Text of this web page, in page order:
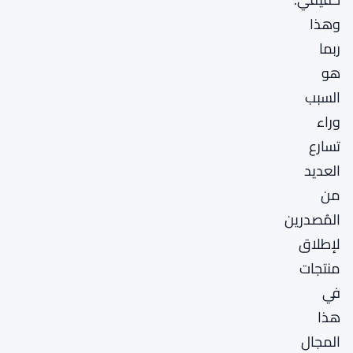
وهذا
ربما
هو
السبب
وراء
تسارع
العديد
من
المُصدرين
لإطلاق
منتجات
في
هذا
المجال